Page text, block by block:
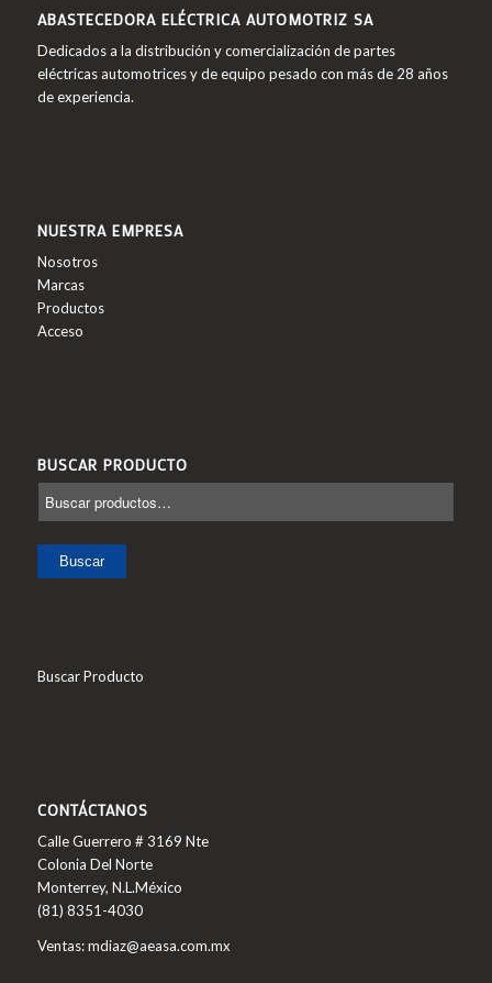
ABASTECEDORA ELÉCTRICA AUTOMOTRIZ SA
Dedicados a la distribución y comercialización de partes
eléctricas automotrices y de equipo pesado con más de 28 años
de experiencia.
NUESTRA EMPRESA
Nosotros
Marcas
Productos
Acceso
BUSCAR PRODUCTO
Buscar
Buscar Producto
CONTÁCTANOS
Calle Guerrero # 3169 Nte
Colonia Del Norte
Monterrey, N.L.México
(81) 8351-4030
Ventas: mdiaz@aeasa.com.mx